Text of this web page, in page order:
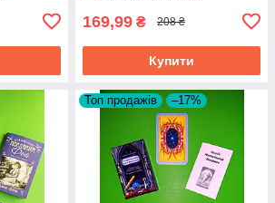
169,99 ₴ 208 ₴
Купити
Топ продажів –17%